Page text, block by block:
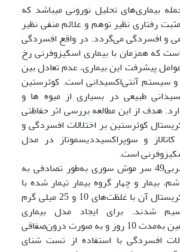
بیماری‌های تحلیل نورونی می‏باشد که
رفتاری نظیر توهم و علائم منفی نظیر
و افسردگی می‌گردد. در واقع افسردگی
که همزمان با بیماری اسکیزوفرنی رخ
پیشرفت این بیماری، عدم تعادل بین
و سیستم آنتی‌اکسیدانی است. کوئرستین
طبیعی در بسیاری از میوه ‌ها و
هدف از این مطالعه بررسی اثر حفاظتی
کوئرستین بر اختلالات افسردگی و
کاتالاز و سوپراکسیددیسموتاز در مدل
است.
در این مطالعه تجربی49 سر موش سوری به‌طور تصادفی به
بیمار و چهار گروه بیمار تیمار شده با
کوئرستین و نانوکریستال آن با غلظت‌های 10 و 25 میلی گرم
شدند. برای ایجاد مدل بیماری
اسکیزوفرنی، کتامین به‌مدت 10 روز و به صورت درون‌صفاقی
افسردگی با استفاده از تست شنای